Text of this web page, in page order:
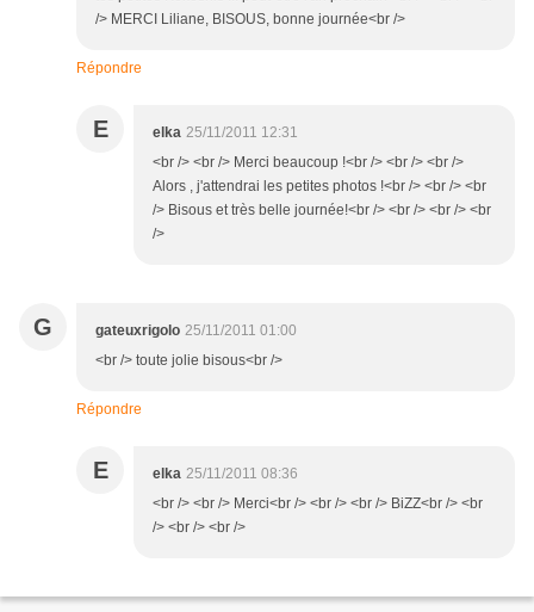
/> MERCI Liliane, BISOUS, bonne journée<br />
Répondre
E elka 25/11/2011 12:31
<br /> <br /> Merci beaucoup !<br /> <br /> <br />
Alors , j'attendrai les petites photos !<br /> <br /> <br
/> Bisous et très belle journée!<br /> <br /> <br /> <br
/>
G gateuxrigolo 25/11/2011 01:00
<br /> toute jolie bisous<br />
Répondre
E elka 25/11/2011 08:36
<br /> <br /> Merci<br /> <br /> <br /> BiZZ<br /> <br
/> <br /> <br />